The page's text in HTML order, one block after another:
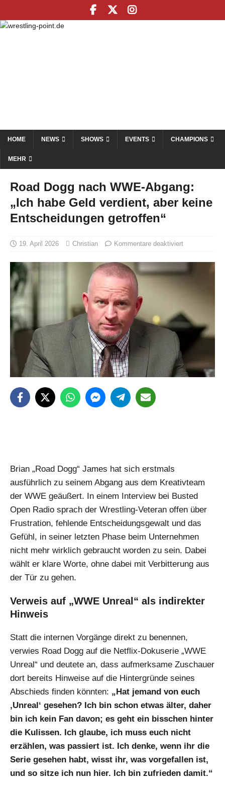
HOME NEWS SHOWS EVENTS CHAMPIONS
MEHR
Road Dogg nach WWE-Abgang:
„Ich habe Geld verdient, aber keine
Entscheidungen getroffen“
19. April 2026 Christian Kommentare deaktiviert
Brian „Road Dogg“ James hat sich erstmals
ausführlich zu seinem Abgang aus dem Kreativteam
der WWE geäußert. In einem Interview bei Busted
Open Radio sprach der Wrestling-Veteran offen über
Frustration, fehlende Entscheidungsgewalt und das
Gefühl, in seiner letzten Phase beim Unternehmen
nicht mehr wirklich gebraucht worden zu sein. Dabei
wählt er klare Worte, ohne dabei mit Verbitterung aus
der Tür zu gehen.
Verweis auf „WWE Unreal“ als indirekter
Hinweis
Statt die internen Vorgänge direkt zu benennen,
verwies Road Dogg auf die Netflix-Dokuserie „WWE
Unreal“ und deutete an, dass aufmerksame Zuschauer
dort bereits Hinweise auf die Hintergründe seines
Abschieds finden könnten: „Hat jemand von euch
‚Unreal‘ gesehen? Ich bin schon etwas älter, daher
bin ich kein Fan davon; es geht ein bisschen hinter
die Kulissen. Ich glaube, ich muss euch nicht
erzählen, was passiert ist. Ich denke, wenn ihr die
Serie gesehen habt, wisst ihr, was vorgefallen ist,
und so sitze ich nun hier. Ich bin zufrieden damit.“